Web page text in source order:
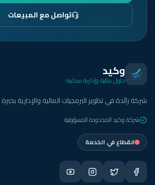
تواصل مع المبيعات
وكيد
حلول مالية وإدارية سحابية
شركة رائدة في تطوير البرمجيات المالية والإدارية بخبرة تزيد
شركة وكيد المحدودة المسؤولية
انقطاع في الخدمة